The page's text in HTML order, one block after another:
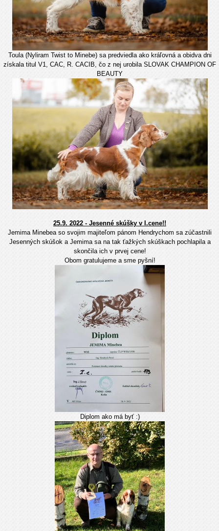
Toula (Nyliram Twist to Minebe) sa predviedla ako kráľovná a obidva dni
získala titul V1, CAC, R. CACIB, čo z nej urobila SLOVAK CHAMPION OF
BEAUTY
25.9. 2022 - Jesenné skúšky v I.cene!!
Jemima Minebea so svojim majiteľom pánom Hendrychom sa zúčastnili
Jesenných skúšok a Jemima sa na tak ťažkých skúškach pochlapila a
skončila ich v prvej cene!
Obom gratulujeme a sme pyšní!
Diplom ako má byť :)